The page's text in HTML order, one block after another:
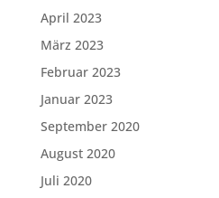
April 2023
März 2023
Februar 2023
Januar 2023
September 2020
August 2020
Juli 2020